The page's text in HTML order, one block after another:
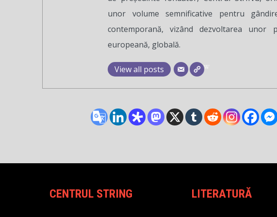
unor volume semnificative pentru
contemporană, vizând dezvoltarea unor
europeană, globală.
View all posts
CENTRUL STRING LITERATURĂ